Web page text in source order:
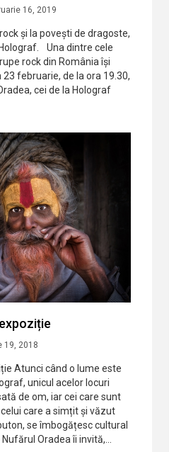
16, 2019
și la povești de dragoste,
Una dintre cele
rock din România își
februarie, de la ora 19.30,
cei de la Holograf
19, 2018
Atunci când o lume este
unicul acelor locuri
de om, iar cei care sunt
care a simțit și văzut
se îmbogățesc cultural
Oradea îi invită,…